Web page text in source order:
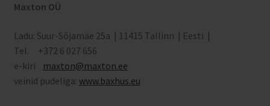
Maxton OÜ
Ladu: Suur-Sõjamäe 25a | 11415 Tallinn | Eesti |
Tel. +372 6 027 656
e-kiri
maxton@maxton.ee
veinid pudeliga: www.baxhus.eu